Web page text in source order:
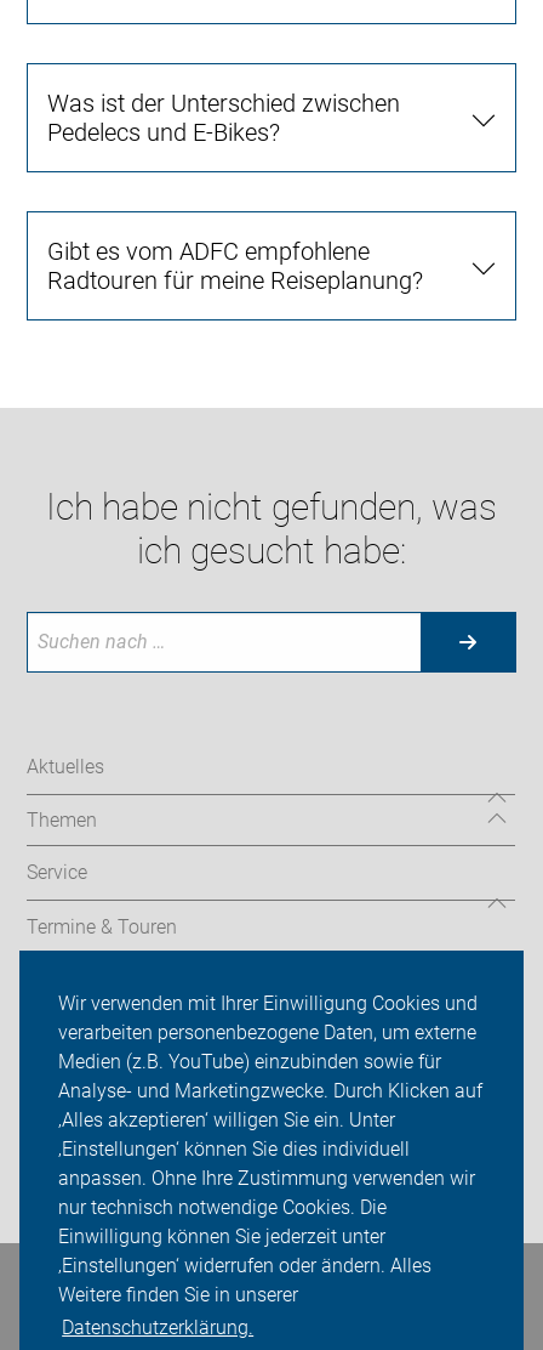
Wir verwenden mit Ihrer Einwilligung Cookies und
verarbeiten personenbezogene Daten, um externe
Medien (z.B. YouTube) einzubinden sowie für
Analyse- und Marketingzwecke. Durch Klicken auf
‚Alles akzeptieren‘ willigen Sie ein. Unter
‚Einstellungen‘ können Sie dies individuell
anpassen. Ohne Ihre Zustimmung verwenden wir
nur technisch notwendige Cookies. Die
Einwilligung können Sie jederzeit unter
‚Einstellungen‘ widerrufen oder ändern. Alles
Weitere finden Sie in unserer
Datenschutzerklärung.
Was ist der Unterschied zwischen
Pedelecs und E-Bikes?
Gibt es vom ADFC empfohlene
Radtouren für meine Reiseplanung?
Ich habe nicht gefunden, was
ich gesucht habe:
Aktuelles
Themen
Service
Termine & Touren
ADFC Siegen-Wittgenstein
Sei dabei
Presse
Login
Bleiben Sie in Kontakt